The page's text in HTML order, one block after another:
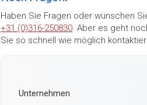
Haben Sie Fragen oder wünschen
+31 (0)316-250830. Aber es geht
Sie so schnell wie möglich
Unternehmen